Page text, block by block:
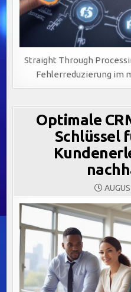
Straight Through
Fehlerreduzierung im
Optimale
Schlüssel